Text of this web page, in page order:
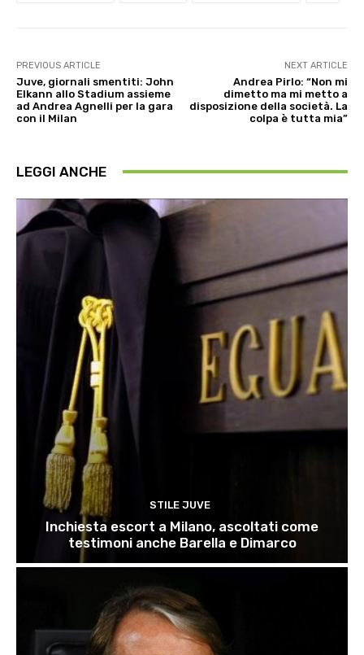
PREVIOUS ARTICLE
Juve, giornali smentiti: John
Elkann allo Stadium assieme
ad Andrea Agnelli per la gara
con il Milan
NEXT ARTICLE
Andrea Pirlo: “Non mi
dimetto ma mi metto a
disposizione della società. La
colpa è tutta mia”
LEGGI ANCHE
STILE JUVE
Inchiesta escort a Milano, ascoltati come
testimoni anche Barella e Dimarco